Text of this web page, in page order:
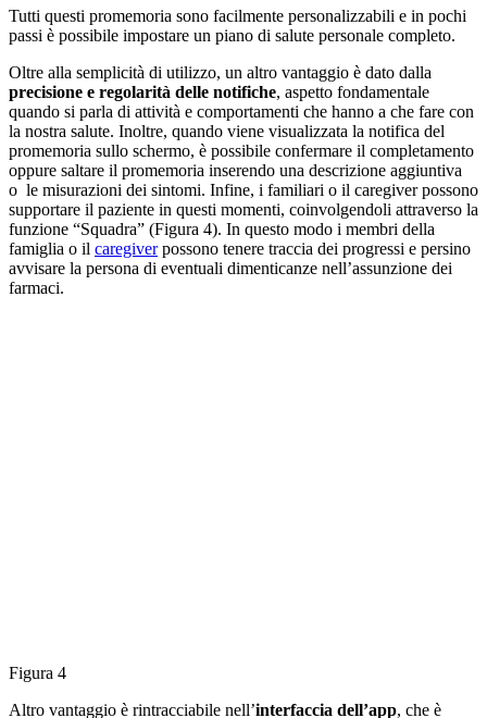
Tutti questi promemoria sono facilmente personalizzabili e in pochi
passi è possibile impostare un piano di salute personale completo.
Oltre alla semplicità di utilizzo, un altro vantaggio è dato dalla
precisione e regolarità delle notifiche, aspetto fondamentale
quando si parla di attività e comportamenti che hanno a che fare con
la nostra salute. Inoltre, quando viene visualizzata la notifica del
promemoria sullo schermo, è possibile confermare il completamento
oppure saltare il promemoria inserendo una descrizione aggiuntiva
o le misurazioni dei sintomi. Infine, i familiari o il caregiver possono
supportare il paziente in questi momenti, coinvolgendoli attraverso la
funzione “Squadra” (Figura 4). In questo modo i membri della
famiglia o il caregiverpossono tenere traccia dei progressi e persino
avvisare la persona di eventuali dimenticanze nell’assunzione dei
farmaci.
Figura 4
Altro vantaggio è rintracciabile nell’interfaccia dell’app, che è